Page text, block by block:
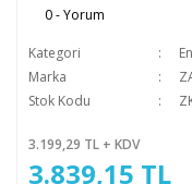
0 - Yorum
Kategori
Marka
Stok Kodu
3.199,29 TL + KDV
3.839,15 TL